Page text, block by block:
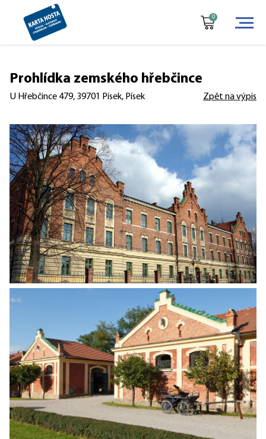
0
Prohlídka zemského hřebčince
U Hřebčince 479, 39701 Písek, Písek Zpět na výpis